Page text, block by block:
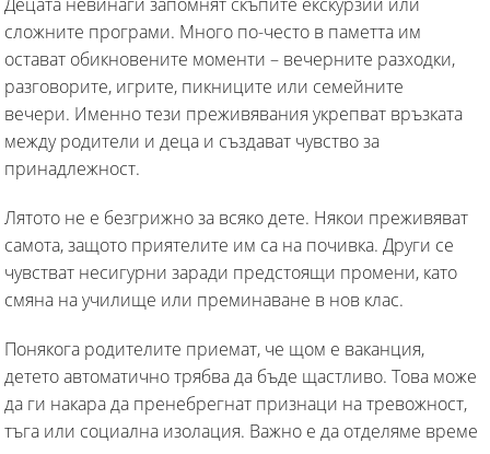
сложните програми. Много по-често в паметта им
остават обикновените моменти – вечерните разходки,
разговорите, игрите, пикниците или семейните
вечери. Именно тези преживявания укрепват връзката
между родители и деца и създават чувство за
принадлежност.
Лятото не е безгрижно за всяко дете. Някои преживяват
самота, защото приятелите им са на почивка. Други се
чувстват несигурни заради предстоящи промени, като
смяна на училище или преминаване в нов клас.
Понякога родителите приемат, че щом е ваканция,
детето автоматично трябва да бъде щастливо. Това може
да ги накара да пренебрегнат признаци на тревожност,
тъга или социална изолация. Важно е да отделяме време